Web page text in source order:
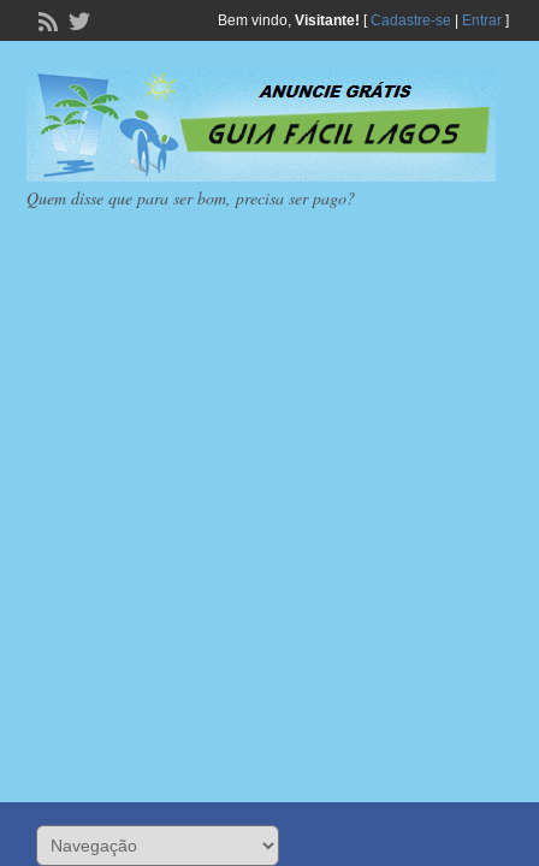
Bem vindo, Visitante! [Cadastre-se Entrar]
Quem disse que para ser bom, precisa ser pago?